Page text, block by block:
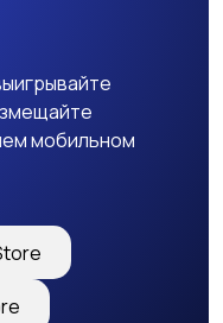
мобильном